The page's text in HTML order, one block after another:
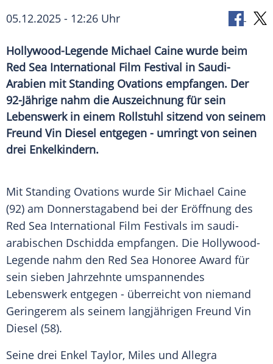
05.12.2025 - 12:26 Uhr
Hollywood-Legende Michael Caine wurde beim
Red Sea International Film Festival in Saudi-
Arabien mit Standing Ovations empfangen. Der
92-Jährige nahm die Auszeichnung für sein
Lebenswerk in einem Rollstuhl sitzend von seinem
Freund Vin Diesel entgegen - umringt von seinen
drei Enkelkindern.
Mit Standing Ovations wurde Sir Michael Caine
(92) am Donnerstagabend bei der Eröffnung des
Red Sea International Film Festivals im saudi-
arabischen Dschidda empfangen. Die Hollywood-
Legende nahm den Red Sea Honoree Award für
sein sieben Jahrzehnte umspannendes
Lebenswerk entgegen - überreicht von niemand
Geringerem als seinem langjährigen Freund Vin
Diesel (58).
Seine drei Enkel Taylor, Miles und Allegra